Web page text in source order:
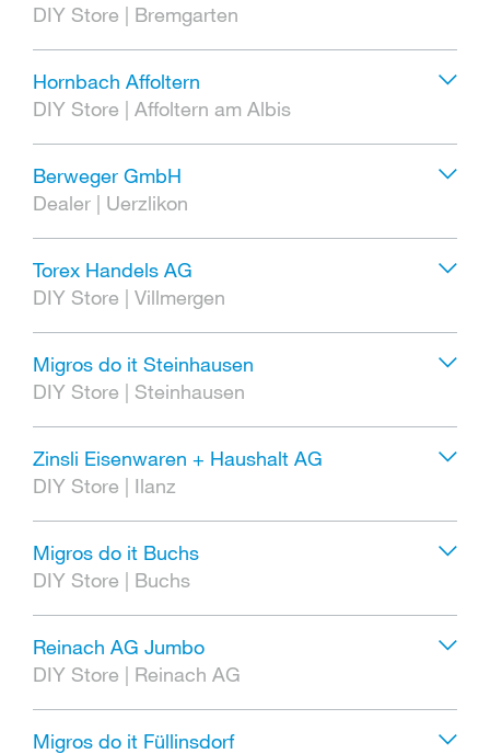
DIY Store | Bremgarten
Hornbach Affoltern
DIY Store | Affoltern am Albis
Berweger GmbH
Dealer | Uerzlikon
Torex Handels AG
DIY Store | Villmergen
Migros do it Steinhausen
DIY Store | Steinhausen
Zinsli Eisenwaren + Haushalt AG
DIY Store | Ilanz
Migros do it Buchs
DIY Store | Buchs
Reinach AG Jumbo
DIY Store | Reinach AG
Migros do it Füllinsdorf